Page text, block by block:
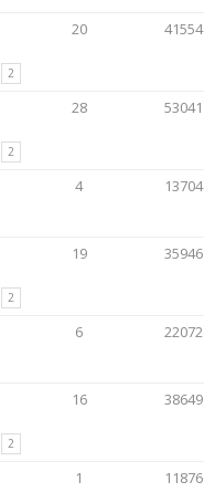
2
20 41554
2
28 53041
4 13704
2
19 35946
6 22072
2
16 38649
1 11876